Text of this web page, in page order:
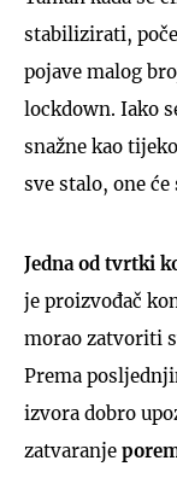
stabilizirati,
pojave malog
lockdown. Iako
snažne kao
sve stalo, one će
Jedna od tvrtki
je proizvođač
morao zatvoriti
Prema
izvora dobro
zatvaranje